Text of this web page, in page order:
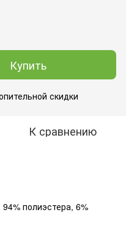
Купить
скидки
К сравнению
полиэстера, 6%